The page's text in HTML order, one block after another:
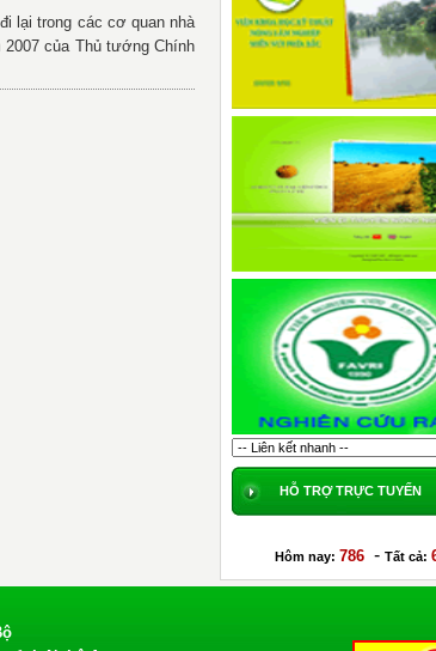
lại trong các cơ quan nhà
của Thủ tướng Chính
HỖ TRỢ TRỰC TUYẾN
Hôm nay: 786 - Tất cả: